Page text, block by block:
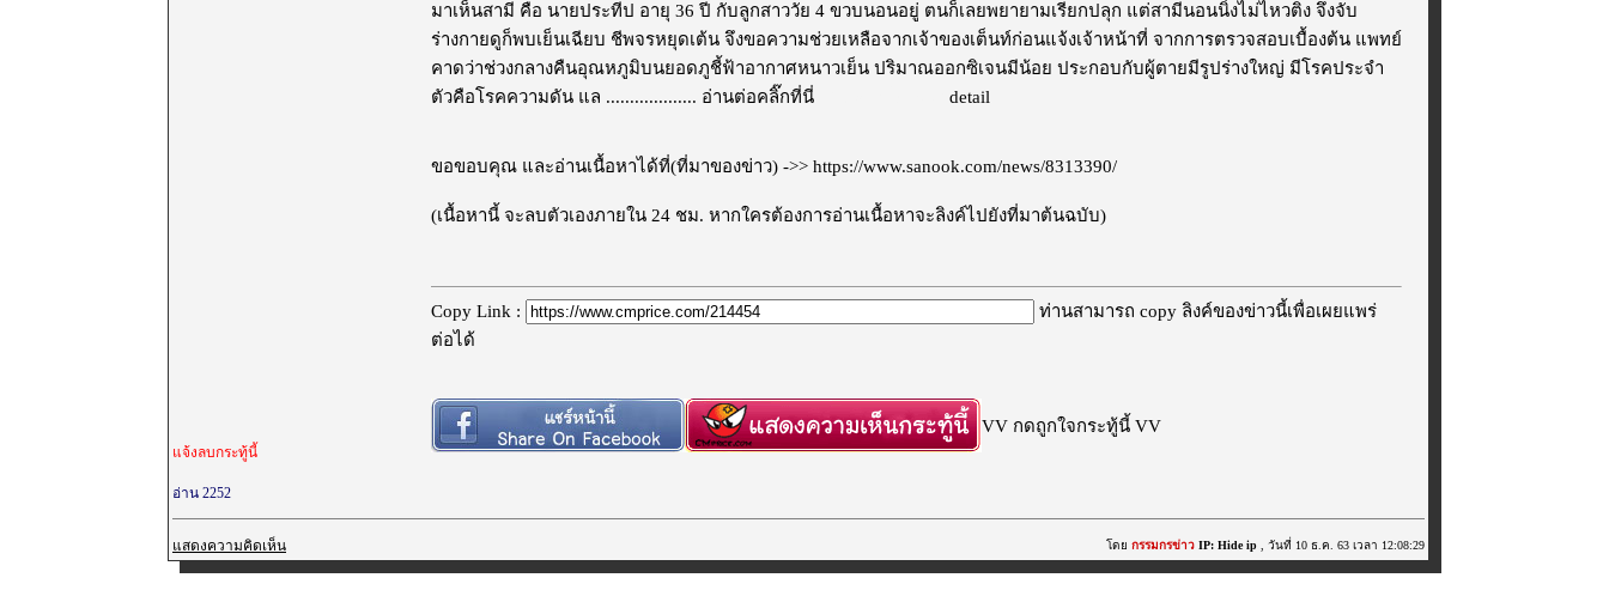
มาเห็นสามี คือ นายประทีป อายุ 36 ปี กับลูกสาววัย 4 ขวบนอนอยู่ ตนก็เลยพยายามเรียกปลุก แต่สามีนอนนิ่งไม่ไหวติง จึงจับ
ร่างกายดูก็พบเย็นเฉียบ ชีพจรหยุดเต้น จึงขอความช่วยเหลือจากเจ้าของเต็นท์ก่อนแจ้งเจ้าหน้าที่ จากการตรวจสอบเบื้องต้น แพทย์
คาดว่าช่วงกลางคืนอุณหภูมิบนยอดภูชี้ฟ้าอากาศหนาวเย็น ปริมาณออกซิเจนมีน้อย ประกอบกับผู้ตายมีรูปร่างใหญ่ มีโรคประจำ
ตัวคือโรคความดัน แล ................... อ่านต่อคลิ๊กที่นี่ detail
ขอขอบคุณ และอ่านเนื้อหาได้ที่(ที่มาของข่าว) ->> https://www.sanook.com/news/8313390/
(เนื้อหานี้ จะลบตัวเองภายใน 24 ชม. หากใครต้องการอ่านเนื้อหาจะลิงค์ไปยังที่มาต้นฉบับ)
Copy Link :
ท่านสามารถ copy ลิงค์ของข่าวนี้เพื่อเผยแพร่
ต่อได้
VV กดถูกใจกระทู้นี้ VV
แจ้งลบกระทู้นี้
อ่าน 2252
แสดงความคิดเห็น โดย กรรมกรข่าว IP: Hide ip , วันที่ 10 ธ.ค. 63 เวลา 12:08:29